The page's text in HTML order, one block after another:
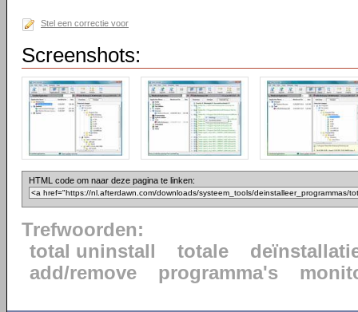
Stel een correctie voor
Screenshots:
HTML code om naar deze pagina te linken:
Trefwoorden:
total uninstall
totale
add/remove
programma's